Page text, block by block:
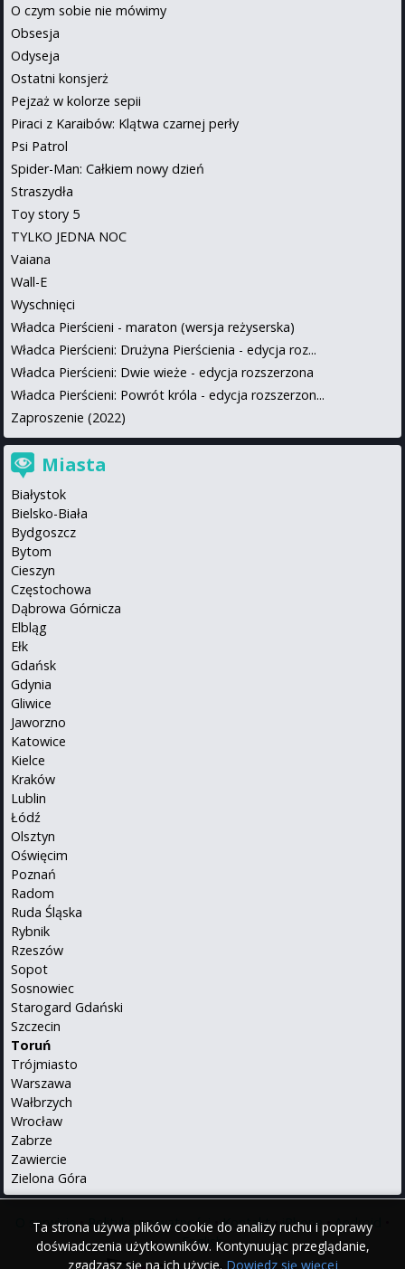
Ta strona używa plików cookie do analizy ruchu i poprawy
doświadczenia użytkowników. Kontynuując przeglądanie,
zgadzasz się na ich użycie. Dowiedz się więcej
O czym sobie nie mówimy
Obsesja
Odyseja
Ostatni konsjerż
Pejzaż w kolorze sepii
Piraci z Karaibów: Klątwa czarnej perły
Psi Patrol
Spider-Man: Całkiem nowy dzień
Straszydła
Toy story 5
TYLKO JEDNA NOC
Vaiana
Wall-E
Wyschnięci
Władca Pierścieni - maraton (wersja reżyserska)
Władca Pierścieni: Drużyna Pierścienia - edycja roz...
Władca Pierścieni: Dwie wieże - edycja rozszerzona
Władca Pierścieni: Powrót króla - edycja rozszerzon...
Zaproszenie (2022)
Miasta
Białystok
Bielsko-Biała
Bydgoszcz
Bytom
Cieszyn
Częstochowa
Dąbrowa Górnicza
Elbląg
Ełk
Gdańsk
Gdynia
Gliwice
Jaworzno
Katowice
Kielce
Kraków
Lublin
Łódź
Olsztyn
Oświęcim
Poznań
Radom
Ruda Śląska
Rybnik
Rzeszów
Sopot
Sosnowiec
Starogard Gdański
Szczecin
Toruń
Trójmiasto
Warszawa
Wałbrzych
Wrocław
Zabrze
Zawiercie
Zielona Góra
O serwisie•Polityka prywatności•Kontakt•iPhone•Android
English